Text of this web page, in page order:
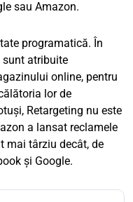
sau Amazon.
programatică. În
sunt atribuite
online, pentru
lor de
Retargeting nu este
a lansat reclamele
mai târziu decât, de
și Google.